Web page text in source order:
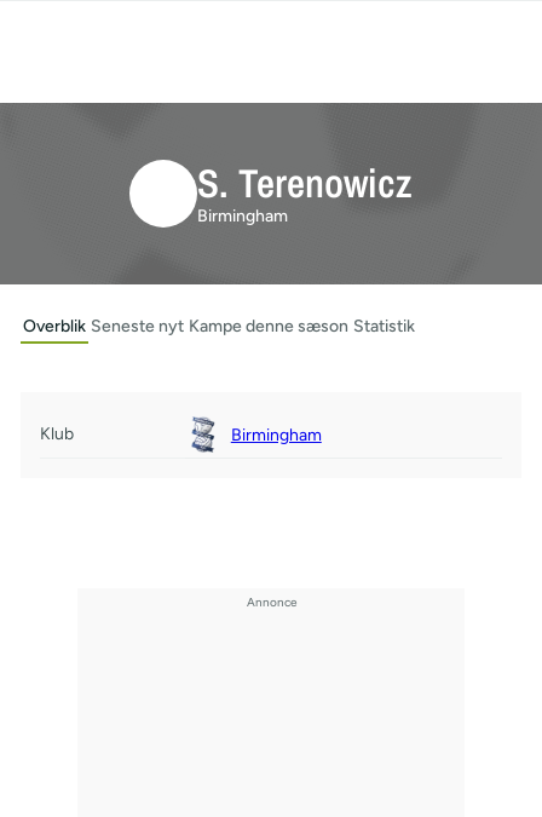
S. Terenowicz
Birmingham
Overblik Seneste nyt Kampe denne sæson Statistik
Klub Birmingham